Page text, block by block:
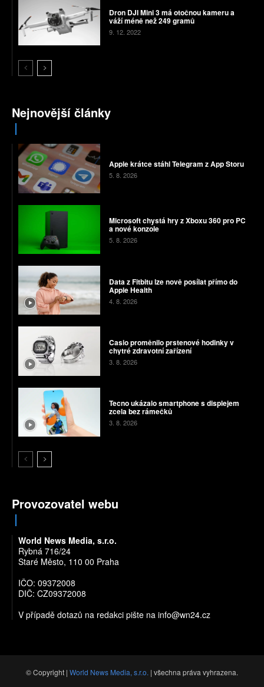
Dron DJI Mini 3 má otočnou kameru a
váží méně než 249 gramů
9. 12. 2022
Nejnovější články
Apple krátce stáhl Telegram z App Storu
5. 8. 2026
Microsoft chystá hry z Xboxu 360 pro PC
a nové konzole
5. 8. 2026
Data z Fitbitu lze nově posílat přímo do
Apple Health
4. 8. 2026
Casio proměnilo prstenové hodinky v
chytré zdravotní zařízení
3. 8. 2026
Tecno ukázalo smartphone s displejem
zcela bez rámečků
3. 8. 2026
Provozovatel webu
World News Media, s.r.o.
Rybná 716/24
Staré Město, 110 00 Praha
IČO: 09372008
DIČ: CZ09372008
V případě dotazů na redakci pište na info@wn24.cz
© Copyright | World News Media, s.r.o. | všechna práva vyhrazena.